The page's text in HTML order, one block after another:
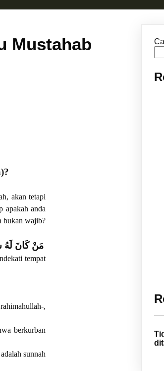
Mustahab
akan tetapi
apakah anda
bukan wajib?
مَنْ كَانَ لَهُ
tempat
,
berkurban
sunnah